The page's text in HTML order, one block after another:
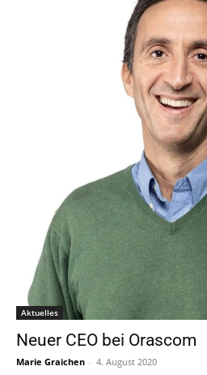
Aktuelles
Neuer CEO bei Orascom
Marie Graichen - 4. August 2020